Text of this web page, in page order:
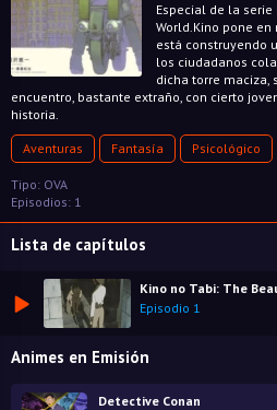
Especial de la
World.Kino pone
está construyendo
los ciudadanos
dicha torre maciza,
encuentro, bastante extraño, con cierto
historia.
Aventuras Fantasía Psicológico
Tipo: OVA
Episodios: 1
Lista de capítulos
Kino no Tabi: The
Episodio 1
Animes en Emisión
Detective Conan